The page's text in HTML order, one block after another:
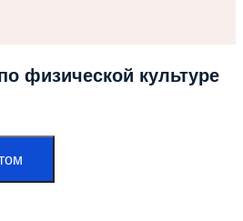
физической культуре